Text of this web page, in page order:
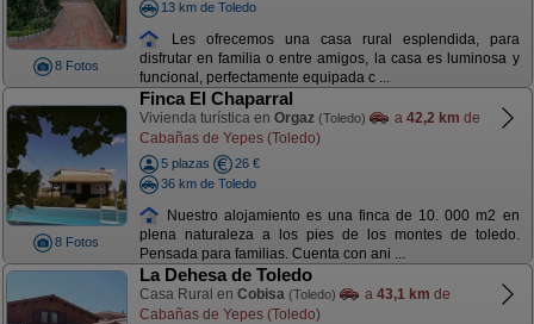
8 Fotos
13 km de Toledo
Les ofrecemos una casa rural esplendida, para
disfrutar en familia o entre amigos, la casa es luminosa y
funcional, perfectamente equipada c ...
8 Fotos
Finca El Chaparral
Vivienda turística en Orgaz (Toledo) a 42,2 km de
Cabañas de Yepes (Toledo)
5 plazas
26 €
36 km de Toledo
Nuestro alojamiento es una finca de 10. 000 m2 en
plena naturaleza a los pies de los montes de toledo.
Pensada para familias. Cuenta con ani ...
La Dehesa de Toledo
Casa Rural en Cobisa (Toledo) a 43,1 km de
Cabañas de Yepes (Toledo)